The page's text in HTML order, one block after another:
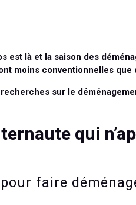
est là et la saison des
moins conventionnelles que
sur le
qui
faire